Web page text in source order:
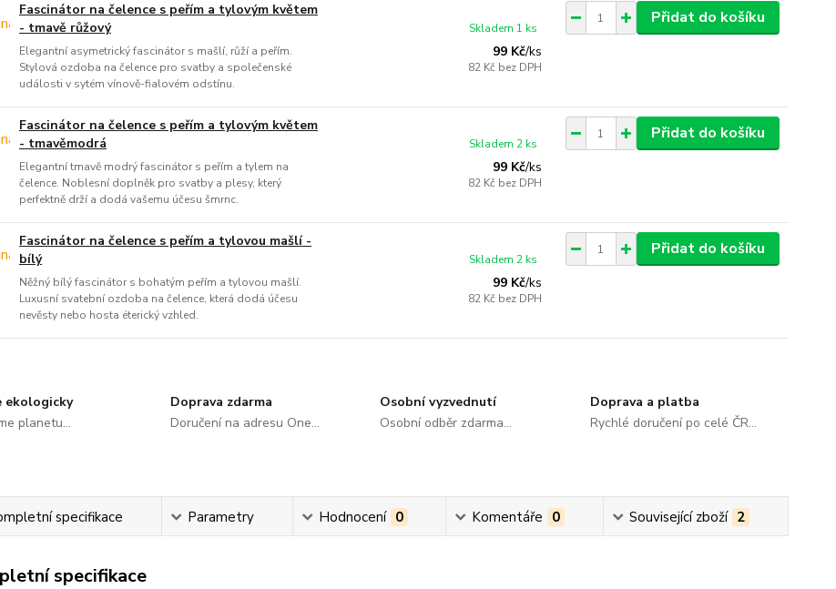
Fascinátor na čelence s peřím a tylovým květem
- tmavě růžový
Elegantní asymetrický fascinátor s mašlí, růží a peřím.
Stylová ozdoba na čelence pro svatby a společenské
události v sytém vínově-fialovém odstínu.
99 Kč/ks
82 Kč bez DPH
Skladem 1 ks
Přidat do košíku
Fascinátor na čelence s peřím a tylovým květem
- tmavěmodrá
Elegantní tmavě modrý fascinátor s peřím a tylem na
čelence. Noblesní doplněk pro svatby a plesy, který
perfektně drží a dodá vašemu účesu šmrnc.
99 Kč/ks
82 Kč bez DPH
Skladem 2 ks
Přidat do košíku
Fascinátor na čelence s peřím a tylovou mašlí -
bílý
Něžný bílý fascinátor s bohatým peřím a tylovou mašlí.
Luxusní svatební ozdoba na čelence, která dodá účesu
nevěsty nebo hosta éterický vzhled.
99 Kč/ks
82 Kč bez DPH
Skladem 2 ks
Přidat do košíku
ekologicky
planetu...
Doprava zdarma
Doručení na adresu One...
Osobní vyzvednutí
Osobní odběr zdarma...
Doprava a platba
Rychlé doručení po celé ČR...
specifikace Parametry Hodnocení 0 Komentáře 0 Související zboží 2
specifikace